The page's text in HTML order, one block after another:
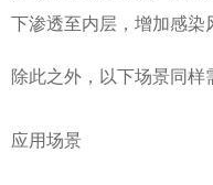
下渗透至内层，增加感染
除此之外，以下场景同样
应用场景